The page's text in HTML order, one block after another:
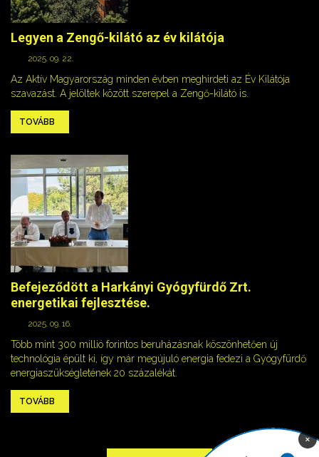
Legyen a Zengő-kilátó az év kilátója
2025. 09. 22.
Az Aktív Magyarország minden évben meghirdeti az Év Kilátója
szavazást. A jelöltek között szerepel a Zengő-kilátó is.
TOVÁBB
Befejeződött a Harkányi Gyógyfürdő Zrt.
energetikai fejlesztése.
2025. 09. 16.
Több mint 300 millió forintos beruházásnak köszönhetően új
technológia épült ki, így már megújuló energia fedezi a Gyógyfürdő
energiaszükségletének 20 százalékát.
TOVÁBB
×